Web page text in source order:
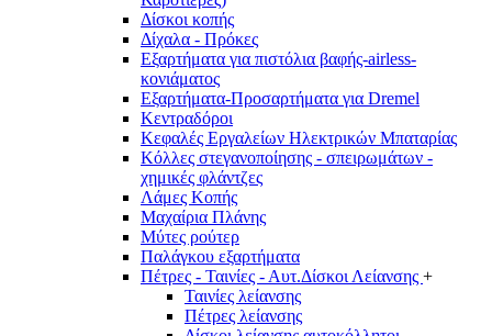
Δίσκοι κοπής
Δίχαλα - Πρόκες
Εξαρτήματα για πιστόλια βαφής-airless-
κονιάματος
Εξαρτήματα-Προσαρτήματα για Dremel
Κεντραδόροι
Κεφαλές Εργαλείων Ηλεκτρικών Μπαταρίας
Κόλλες στεγανοποίησης - σπειρωμάτων -
χημικές φλάντζες
Λάμες Κοπής
Μαχαίρια Πλάνης
Μύτες ρούτερ
Παλάγκου εξαρτήματα
Πέτρες - Ταινίες - Αυτ.Δίσκοι Λείανσης +
Ταινίες λείανσης
Πέτρες λείανσης